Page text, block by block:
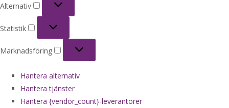
Alternativ
Statistik
Marknadsföring
Hantera alternativ
Hantera tjänster
Hantera {vendor_count}-leverantörer